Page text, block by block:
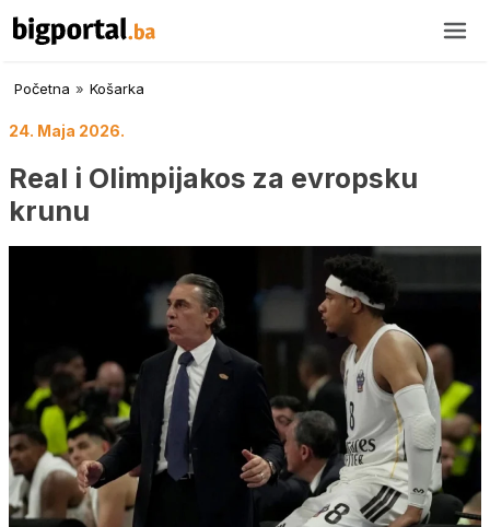
Početna » Košarka
24. Maja 2026.
Real i Olimpijakos za evropsku
krunu